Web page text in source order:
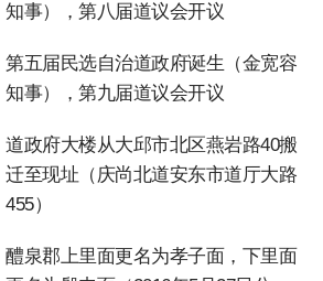
知事），第八届道议会开议
第五届民选自治道政府诞生（金宽容
知事），第九届道议会开议
道政府大楼从大邱市北区燕岩路40搬
迁至现址（庆尚北道安东市道厅大路
455）
醴泉郡上里面更名为孝子面，下里面